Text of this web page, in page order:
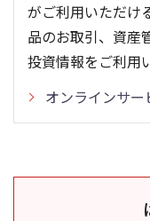
がご利用いただけ
品のお取引、資産
投資情報をご利用
オンラインサー